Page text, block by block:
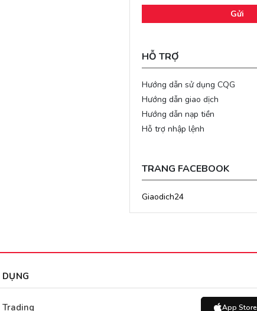
Gửi
HỖ TRỢ
Hướng dẫn sử dụng CQG
Hướng dẫn giao dịch
Hướng dẫn nạp tiền
Hỗ trợ nhập lệnh
TRANG FACEBOOK
Giaodich24
Trading App Store